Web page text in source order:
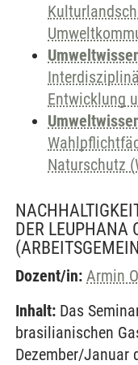
Entwicklung
Naturschutz
DER LEUPHANA
Dozent/in: Armin
Inhalt: Das
brasilianischen
Dezember/Januar